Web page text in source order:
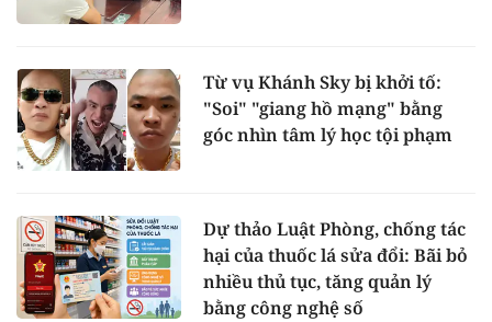
Từ vụ Khánh Sky bị khởi tố:
"Soi" "giang hồ mạng" bằng
góc nhìn tâm lý học tội phạm
Dự thảo Luật Phòng, chống tác
hại của thuốc lá sửa đổi: Bãi bỏ
nhiều thủ tục, tăng quản lý
bằng công nghệ số